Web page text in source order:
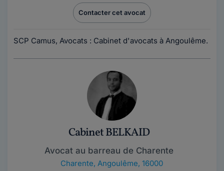
Contacter cet avocat
SCP Camus, Avocats : Cabinet d'avocats à Angoulême.
Cabinet BELKAID
Avocat au barreau de Charente
Charente, Angoulême, 16000